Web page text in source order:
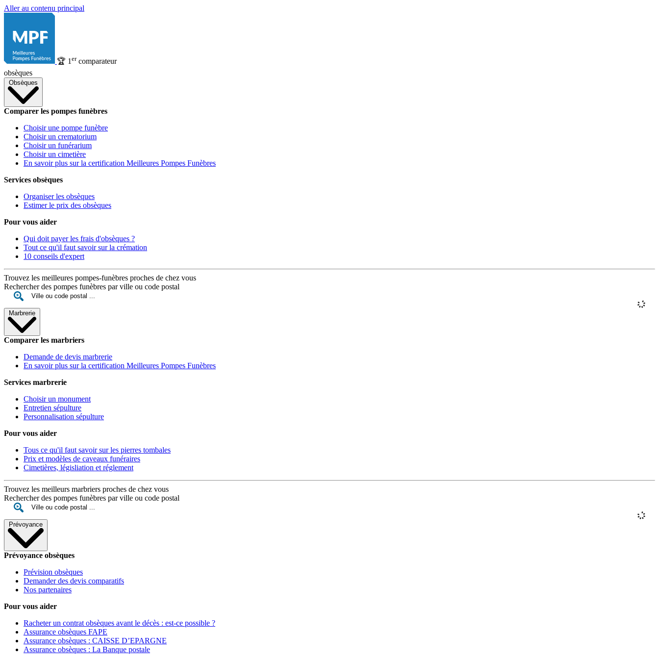
Aller au contenu principal
🏆 1 ercomparateur
obsèques
Obsèques
Comparer les pompes funèbres
Choisir une pompe funèbre
Choisir un crematorium
Choisir un funérarium
Choisir un cimetière
En savoir plus sur la certification Meilleures Pompes Funèbres
Services obsèques
Organiser les obsèques
Estimer le prix des obsèques
Pour vous aider
Qui doit payer les frais d'obsèques ?
Tout ce qu'il faut savoir sur la crémation
10 conseils d'expert
Trouvez les meilleures pompes-funèbres proches de chez vous
Rechercher des pompes funèbres par ville ou code postal
Marbrerie
Comparer les marbriers
Demande de devis marbrerie
En savoir plus sur la certification Meilleures Pompes Funèbres
Services marbrerie
Choisir un monument
Entretien sépulture
Personnalisation sépulture
Pour vous aider
Tous ce qu'il faut savoir sur les pierres tombales
Prix et modèles de caveaux funéraires
Cimetières, législiation et réglement
Trouvez les meilleurs marbriers proches de chez vous
Rechercher des pompes funèbres par ville ou code postal
Prévoyance
Prévoyance obsèques
Prévision obsèques
Demander des devis comparatifs
Nos partenaires
Pour vous aider
Racheter un contrat obsèques avant le décès : est-ce possible ?
Assurance obsèques FAPE
Assurance obsèques : CAISSE D’EPARGNE
Assurance obsèques : La Banque postale